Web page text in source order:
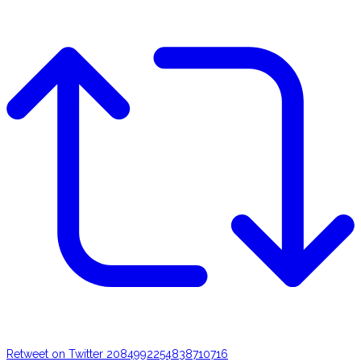
Retweet on Twitter 2084992254838710716